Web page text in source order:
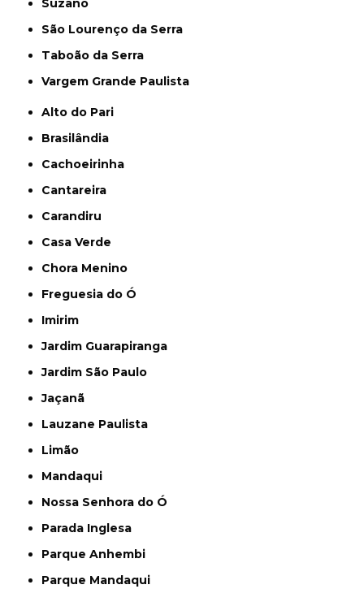
Suzano
São Lourenço da Serra
Taboão da Serra
Vargem Grande Paulista
Alto do Pari
Brasilândia
Cachoeirinha
Cantareira
Carandiru
Casa Verde
Chora Menino
Freguesia do Ó
Imirim
Jardim Guarapiranga
Jardim São Paulo
Jaçanã
Lauzane Paulista
Limão
Mandaqui
Nossa Senhora do Ó
Parada Inglesa
Parque Anhembi
Parque Mandaqui